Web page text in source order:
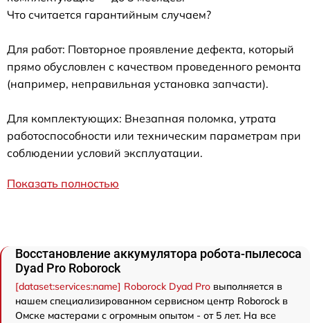
Что считается гарантийным случаем?
Для работ: Повторное проявление дефекта, который
прямо обусловлен с качеством проведенного ремонта
(например, неправильная установка запчасти).
Для комплектующих: Внезапная поломка, утрата
работоспособности или техническим параметрам при
соблюдении условий эксплуатации.
Показать полностью
Восстановление аккумулятора робота-пылесоса
Dyad Pro Roborock
[dataset:services:name] Roborock Dyad Pro выполняется в
нашем специализированном сервисном центр Roborock в
Омске мастерами с огромным опытом - от 5 лет. На все